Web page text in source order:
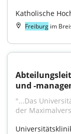
Katholische
Freiburg im
und -
"...Das
der